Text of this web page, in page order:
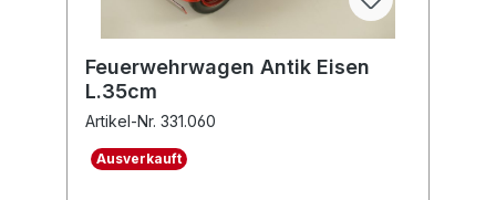
Feuerwehrwagen Antik Eisen
L.35cm
Artikel-Nr. 331.060
Ausverkauft